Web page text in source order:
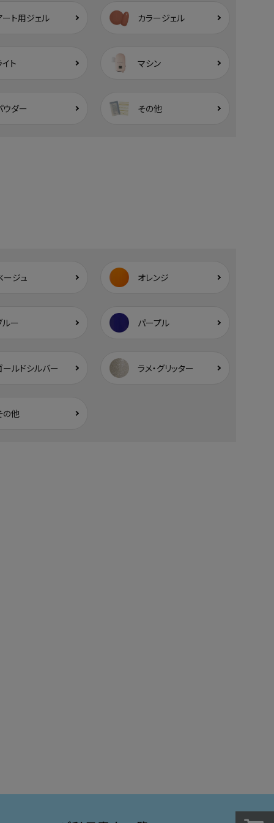
ート用ジェル カラージェル
イト マシン
ウダー その他
ージュ オレンジ
ルー パープル
ールドシルバー ラメ・グリッター
の他